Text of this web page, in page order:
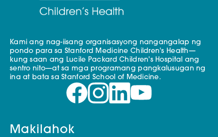
Kami ang nag-iisang organisasyong nangangalap ng
pondo para sa Stanford Medicine Children's Health—
kung saan ang Lucile Packard Children's Hospital ang
sentro nito—at sa mga programang pangkalusugan ng
ina at bata sa Stanford School of Medicine.
Makilahok